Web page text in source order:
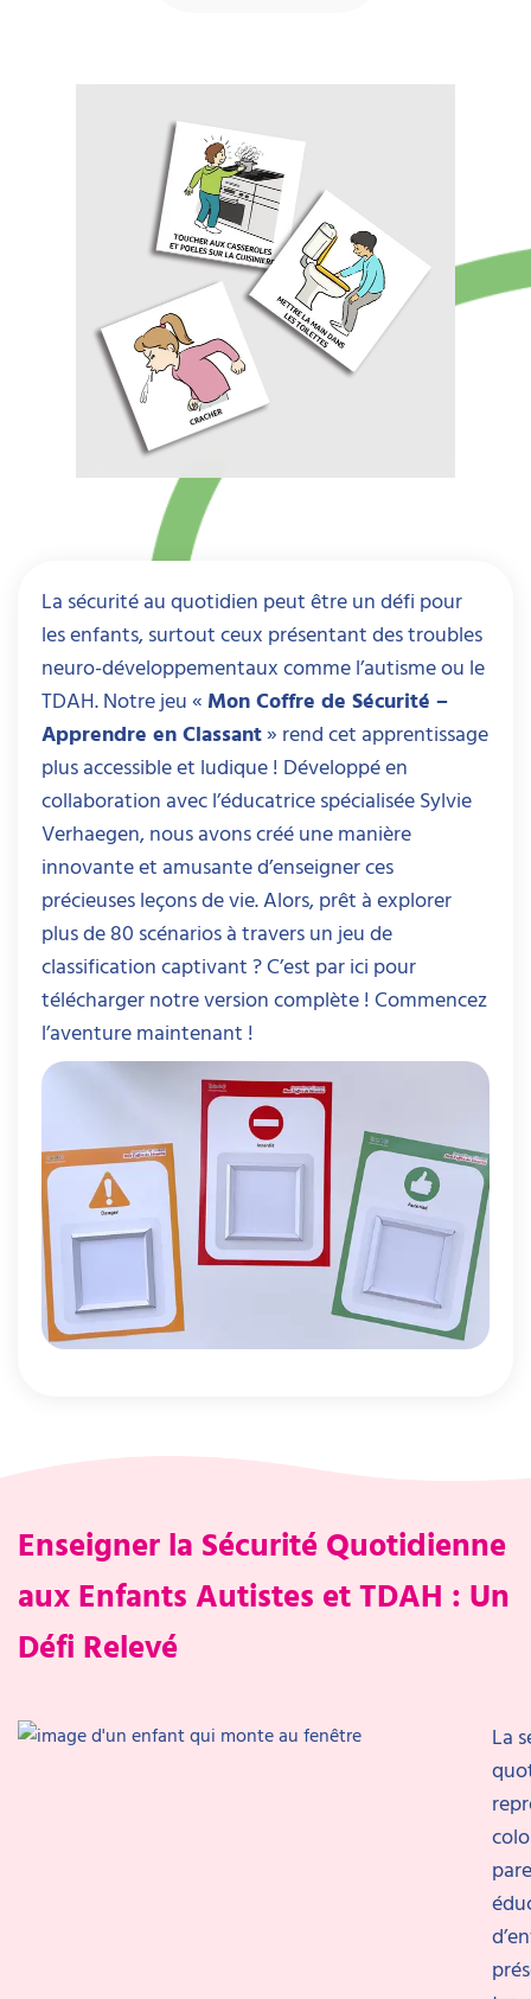
La sécurité au quotidien peut être un défi pour
les enfants, surtout ceux présentant des troubles
neuro-développementaux comme l’autisme ou le
TDAH. Notre jeu « Mon Coffre de Sécurité –
Apprendre en Classant» rend cet apprentissage
plus accessible et ludique ! Développé en
collaboration avec l’éducatrice spécialisée Sylvie
Verhaegen, nous avons créé une manière
innovante et amusante d’enseigner ces
précieuses leçons de vie. Alors, prêt à explorer
plus de 80 scénarios à travers un jeu de
classification captivant ? C’est par ici pour
télécharger notre version complète ! Commencez
l’aventure maintenant !
Enseigner la Sécurité Quotidienne
aux Enfants Autistes et TDAH : Un
Défi Relevé
La